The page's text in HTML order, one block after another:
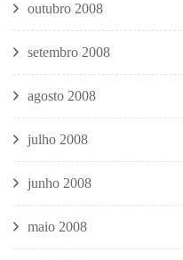
outubro 2008
setembro 2008
agosto 2008
julho 2008
junho 2008
maio 2008